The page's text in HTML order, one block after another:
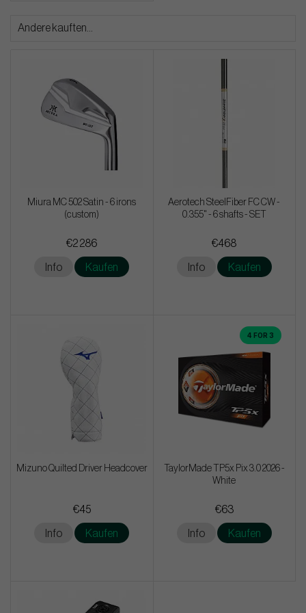
Andere kauften...
Miura MC 502 Satin - 6 irons
(custom)
€2 286
Info Kaufen
Aerotech SteelFiber FC CW -
0.355" - 6 shafts - SET
€468
Info Kaufen
Mizuno Quilted Driver Headcover
€45
Info Kaufen
4 FOR 3
TaylorMade TP5x Pix 3.0 2026 -
White
€63
Info Kaufen